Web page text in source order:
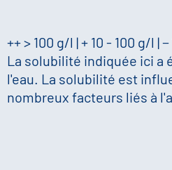
++ > 100 g/l | + 10 - 100 g/l |
La solubilité indiquée ici a
l'eau. La solubilité est
nombreux facteurs liés à